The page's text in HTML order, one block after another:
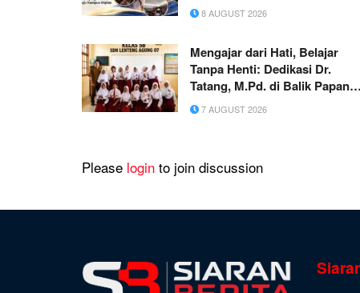
8 AUGUST 2026
Mengajar dari Hati, Belajar
Tanpa Henti: Dedikasi Dr.
Tatang, M.Pd. di Balik Papan
Tulis SD
7 AUGUST 2026
Please login to join discussion